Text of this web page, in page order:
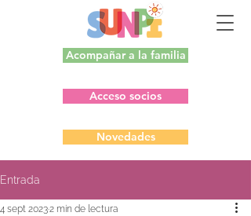
Acompañar a la familia
Acceso socios
Novedades
Entrada
4 sept 20232 min de lectura